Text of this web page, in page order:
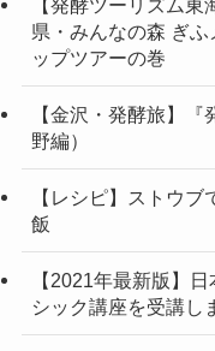
県・みんなの森 ぎ
ップツアーの巻
【金沢・発酵旅】
野編）
【レシピ】ストウ
飯
【2021年最新版】
シック講座を受講し